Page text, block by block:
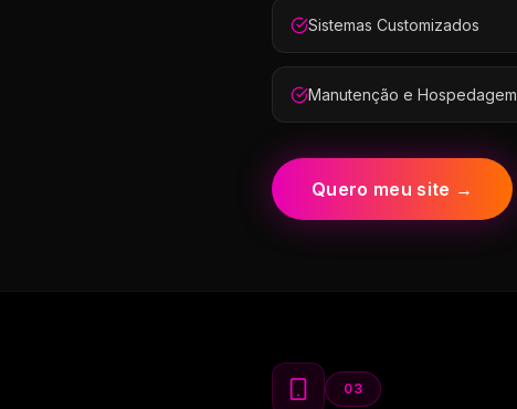
Sistemas Customizados
Manutenção e Hospedagem
Quero meu site →
03